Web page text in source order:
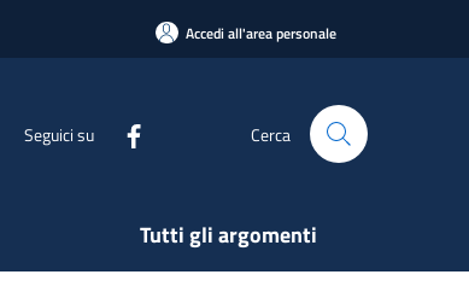
Accedi all'area personale
Seguici su Cerca
Tutti gli argomenti